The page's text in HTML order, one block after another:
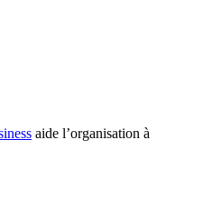
aide l’organisation à